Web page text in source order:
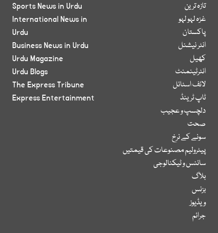
تازہ ترین
غزہ لہو لہو
پاکستان
انٹر نیشنل
کھیل
انٹرٹینمنٹ
لائف اسٹائل
ٹاپ ٹرینڈ
دلچسپ و عجیب
صحت
سونے کے نرخ
پیٹرولیم مصنوعات کی قیمتیں
سائنس و ٹیکنالوجی
بلاگ
بزنس
ویڈیوز
جرائم
Sports News in Urdu
International News in
Urdu
Business News in Urdu
Urdu Magazine
Urdu Blogs
The Express Tribune
Express Entertainment